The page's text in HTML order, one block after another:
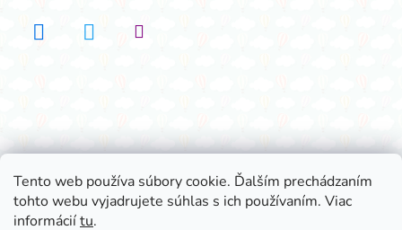
Tento web používa súbory cookie. Ďalším prechádzaním
tohto webu vyjadrujete súhlas s ich používaním. Viac
informáciítu.